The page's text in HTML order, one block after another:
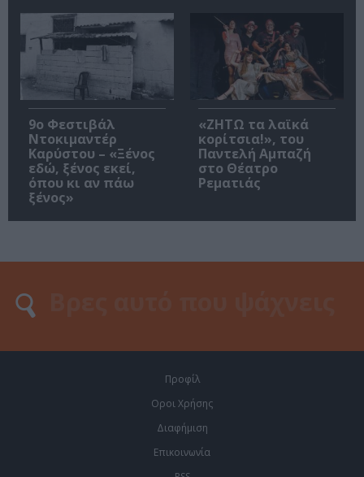
9ο Φεστιβάλ
Ντοκιμαντέρ
Καρύστου – «Ξένος
εδώ, ξένος εκεί,
όπου κι αν πάω
ξένος»
«ΖΗΤΩ τα λαϊκά
κορίτσια!», του
Παντελή Αμπαζή
στο Θέατρο
Ρεματιάς
Προφίλ
Οροι Χρήσης
Διαφήμιση
Επικοινωνία